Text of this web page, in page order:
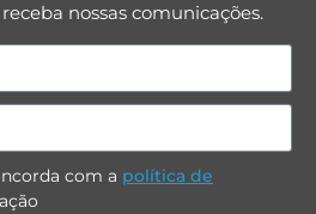
nossas comunicações.
com a política de